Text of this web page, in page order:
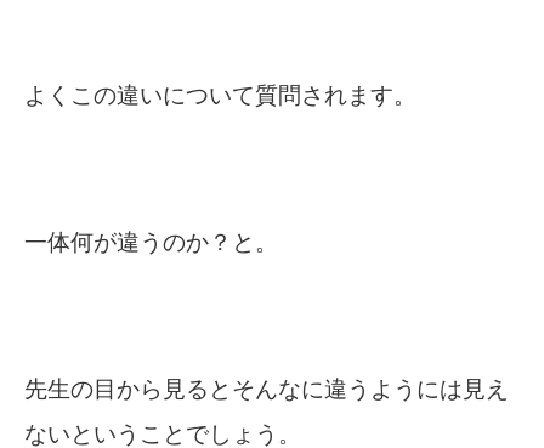
よくこの違いについて質問されます。
一体何が違うのか？と。
先生の目から見るとそんなに違うようには見え
ないということでしょう。